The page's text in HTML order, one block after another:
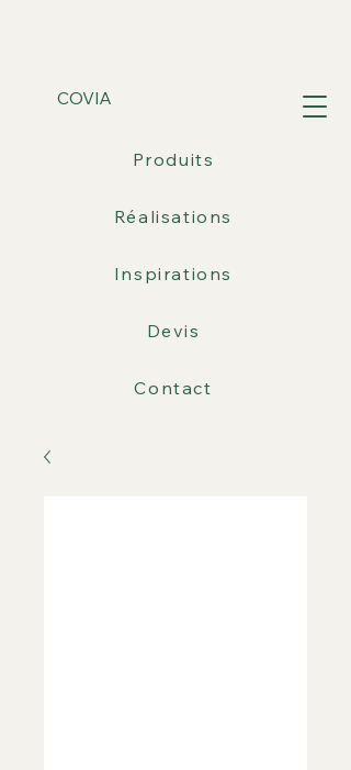
COVIA
Produits
Réalisations
Inspirations
Devis
Contact